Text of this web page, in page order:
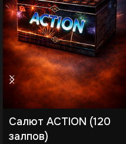
Салют ACTION (120
залпов)